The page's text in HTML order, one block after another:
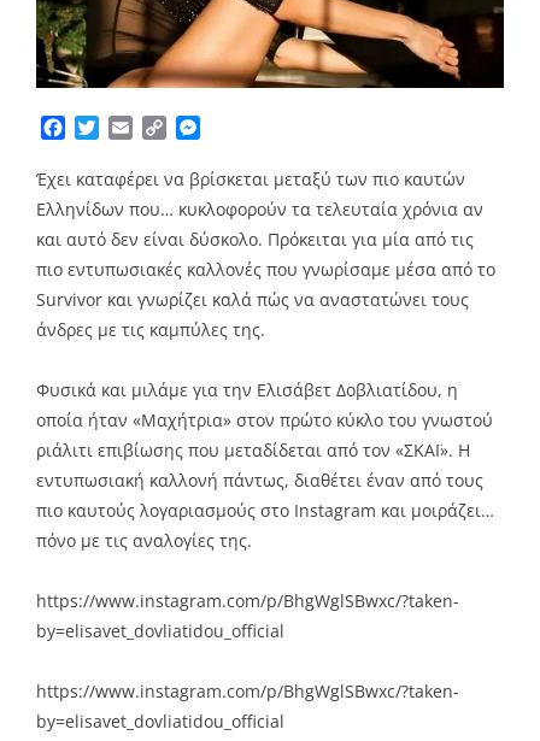
Facebook
TwitterEmailCopy
Έχει καταφέρει να βρίσκεται μεταξύ των πιο καυτών
Ελληνίδων που… κυκλοφορούν τα τελευταία χρόνια αν
και αυτό δεν είναι δύσκολο. Πρόκειται για μία από τις
πιο εντυπωσιακές καλλονές που γνωρίσαμε μέσα από το
Survivor και γνωρίζει καλά πώς να αναστατώνει τους
άνδρες με τις καμπύλες της.
Φυσικά και μιλάμε για την Ελισάβετ Δοβλιατίδου, η
οποία ήταν «Μαχήτρια» στον πρώτο κύκλο του γνωστού
ριάλιτι επιβίωσης που μεταδίδεται από τον «ΣΚΑΪ». Η
εντυπωσιακή καλλονή πάντως, διαθέτει έναν από τους
πιο καυτούς λογαριασμούς στο Instagram και μοιράζει…
πόνο με τις αναλογίες της.
https://www.instagram.com/p/BhgWglSBwxc/?taken-
by=elisavet_dovliatidou_official
https://www.instagram.com/p/BhgWglSBwxc/?taken-
by=elisavet_dovliatidou_official